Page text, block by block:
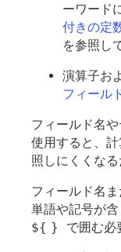
ーワード
付きの定
を参照し
演算子お
フィール
フィールド名
使用すると、
照しにくくなる
フィールド名
単語や記号が
${ } で囲む必